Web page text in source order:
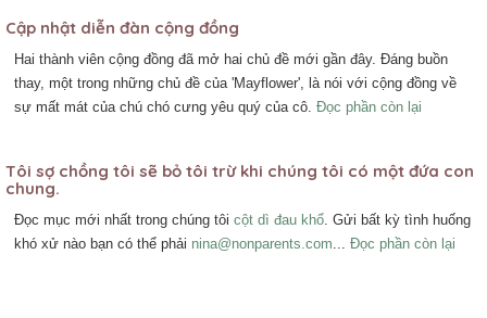
Cập nhật diễn đàn cộng đồng
Hai thành viên cộng đồng đã mở hai chủ đề mới gần đây. Đáng buồn
thay, một trong những chủ đề của 'Mayflower', là nói với cộng đồng về
sự mất mát của chú chó cưng yêu quý của cô. Đọc phần còn lại
Tôi sợ chồng tôi sẽ bỏ tôi trừ khi chúng tôi có một đứa con
chung.
Đọc mục mới nhất trong chúng tôi cột dì đau khổ. Gửi bất kỳ tình huống
khó xử nào bạn có thể phải nina@nonparents.com... Đọc phần còn lại